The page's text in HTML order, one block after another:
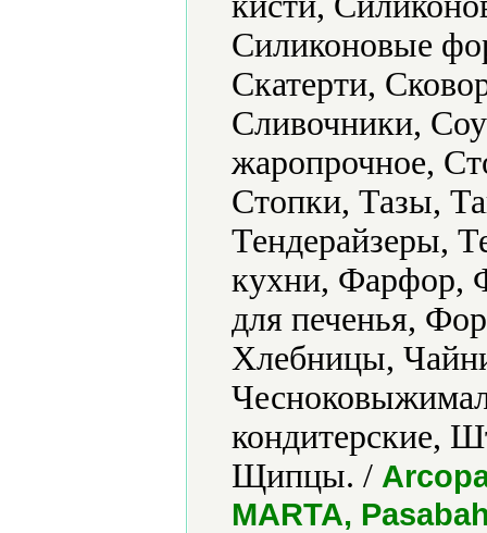
Силиконовые
Скатерти,
Сливочники,
жаропрочное,
Стопки, Тазы,
Тендерайзеры,
кухни, Фарфор,
для печенья,
Хлебницы,
кондитерские,
Щипцы. /
MARTA,